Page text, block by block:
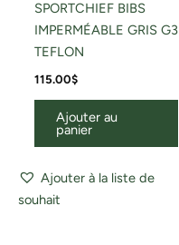
SPORTCHIEF BIBS
IMPERMÉABLE GRIS G3
TEFLON
115.00$
Ajouter au
panier
Ajouter à la liste de
souhait